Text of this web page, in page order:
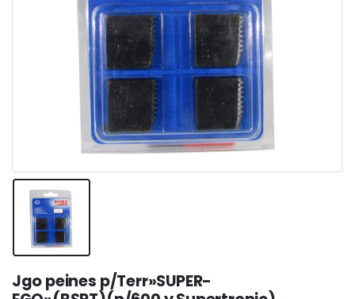
Jgo peines p/Terr»SUPER-